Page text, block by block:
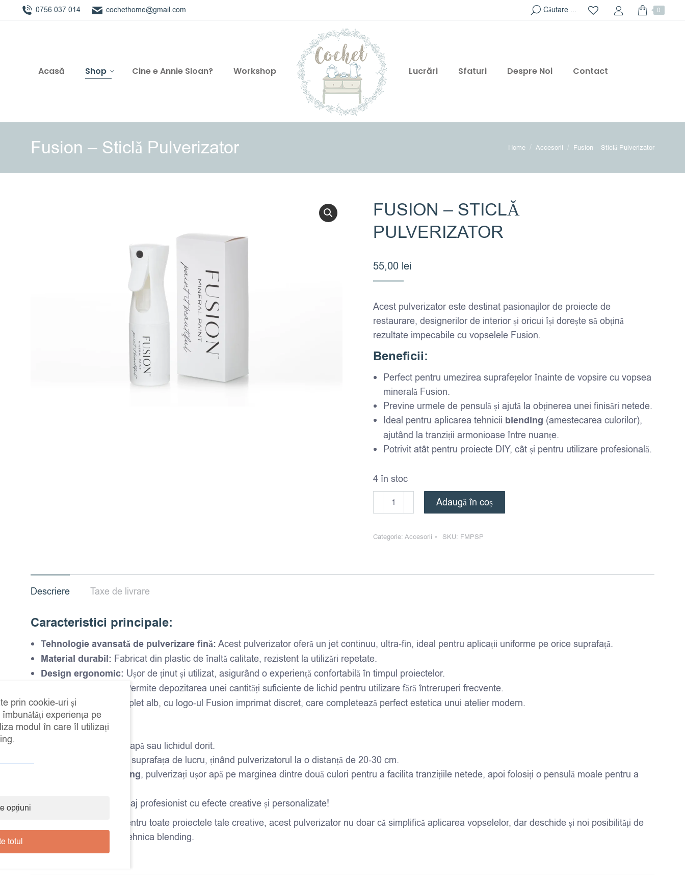
0756 037 014 cochethome@gmail.com Search:Căutare ... 0
Acasă Shop Cine e Annie Sloan? Workshop Lucrări Sfaturi Despre Noi Contact
Fusion – Sticlă Pulverizator You are here:
Home Accesorii Fusion – Sticlă Pulverizator
FUSION – STICLĂ
PULVERIZATOR
55,00 lei
Acest pulverizator este destinat pasionaților de proiecte de
restaurare, designerilor de interior și oricui își dorește să obțină
rezultate impecabile cu vopselele Fusion.
Beneficii:
Perfect pentru umezirea suprafețelor înainte de vopsire cu vopsea
minerală Fusion.
Previne urmele de pensulă și ajută la obținerea unei finisări netede.
Ideal pentru aplicarea tehnicii blending (amestecarea culorilor),
ajutând la tranziții armonioase între nuanțe.
Potrivit atât pentru proiecte DIY, cât și pentru utilizare profesională.
4 în stoc
Cantitate
Fusion
Sticlă
Adaugă în coș
Categorie: Accesorii SKU: FMPSP
Descriere Taxe de livrare
Caracteristici principale:
Tehnologie avansată de pulverizare fină: Acest pulverizator oferă un jet continuu, ultra-fin, ideal pentru aplicații uniforme pe orice suprafață.
Material durabil: Fabricat din plastic de înaltă calitate, rezistent la utilizări repetate.
Design ergonomic: Ușor de ținut și utilizat, asigurând o experiență confortabilă în timpul proiectelor.
Permite depozitarea unei cantități suficiente de lichid pentru utilizare fără întreruperi frecvente.
Aspect elegant: complet alb, cu logo-ul Fusion imprimat discret, care completează perfect estetica unui atelier modern.
Utilizare:
Umpleți rezervorul cu apă sau lichidul dorit.
Pulverizați uniform pe suprafața de lucru, ținând pulverizatorul la o distanță de 20-30 cm.
blending, pulverizați ușor apă pe marginea dintre două culori pentru a facilita tranzițiile netede, apoi folosiți o pensulă moale pentru a
Bucurați-vă de un finisaj profesionist cu efecte creative și personalizate!
Un accesoriu esențial pentru toate proiectele tale creative, acest pulverizator nu doar că simplifică aplicarea vopselelor, dar deschide și noi posibilități de
exprimare artistică prin tehnica blending.
prin cookie-uri și
experiența pe
modul în care îl utilizați
opțiuni
totul